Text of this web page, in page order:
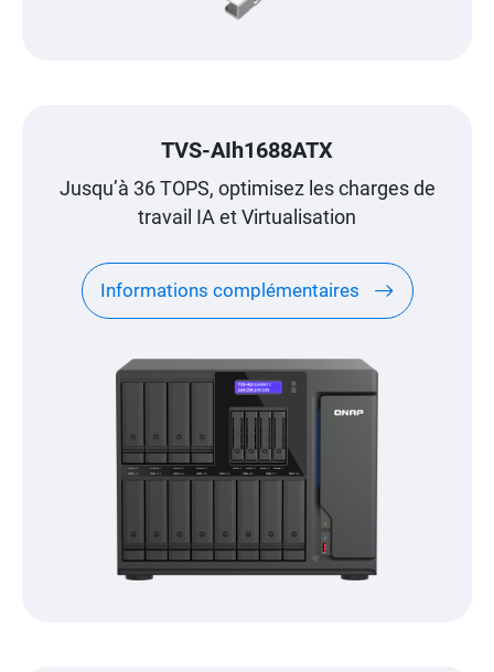
TVS-AIh1688ATX
Jusqu’à 36 TOPS, optimisez les charges de
travail IA et Virtualisation
Informations complémentaires